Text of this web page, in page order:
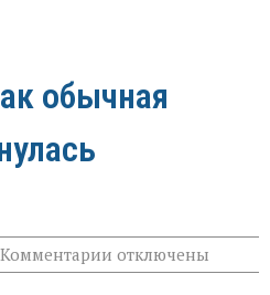
обычная
Комментарии к
записи
отключены